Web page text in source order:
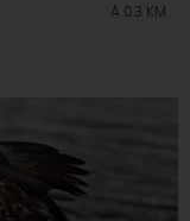
À 0.3 KM